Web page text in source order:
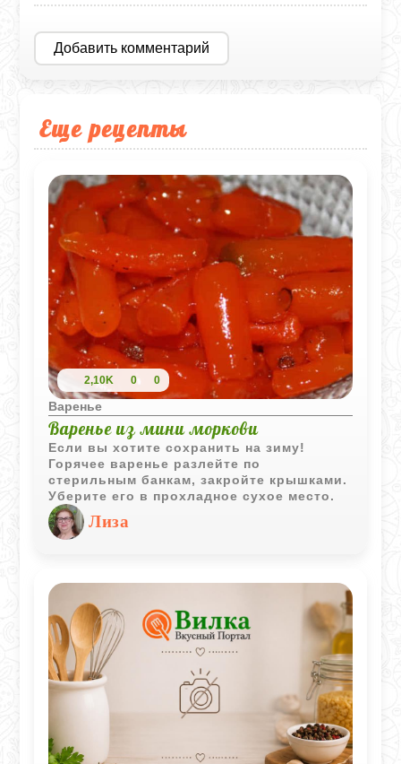
Добавить комментарий
Еще рецепты
2,10K 0 0
Варенье
Варенье из мини моркови
Если вы хотите сохранить на зиму!
Горячее варенье разлейте по
стерильным банкам, закройте крышками.
Уберите его в прохладное сухое место.
Лиза